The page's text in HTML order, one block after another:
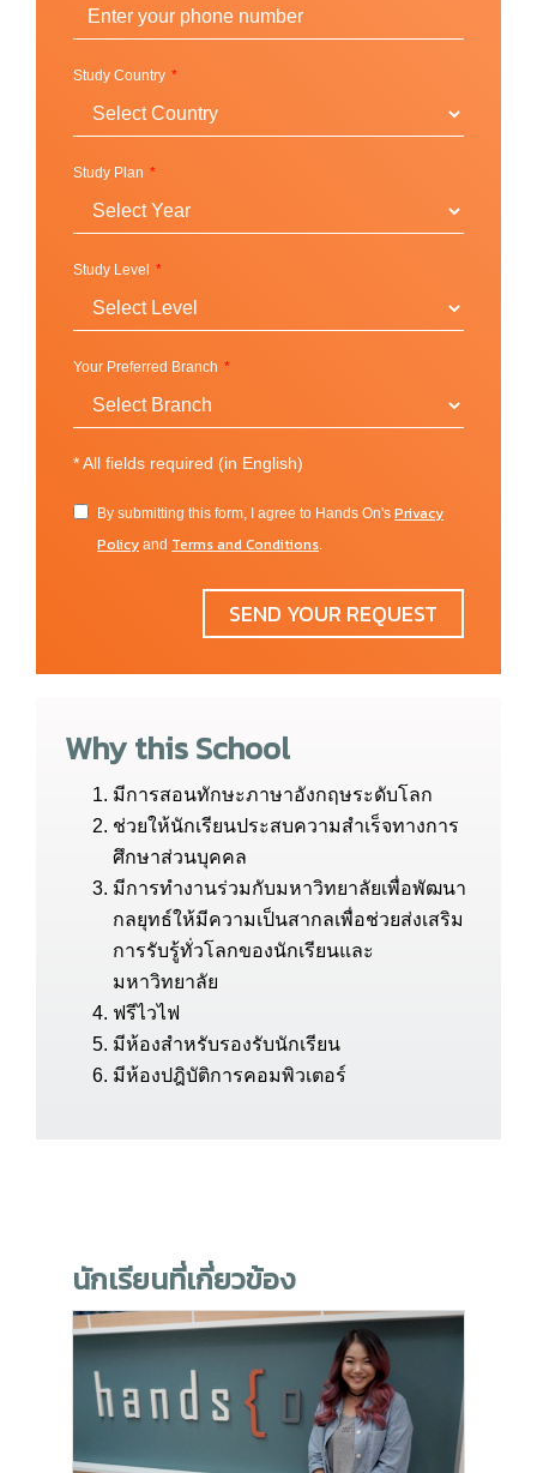
แคนาดา [English for Academic Purposes
ภาษาอังกฤษเพื่อจุดประสงค์ทางการศึกษา –
อินเดีย [English for Academic Purposes
(EAP) – India]
โปรแกรมภาษาอังกฤษทั่วไป
ภาษาอังกฤษกึ่งเข้มข้น – สหรัฐอเมริกา
(Semi-Intensive English -USA)
ภาษาอังกฤษทั่วไป – แคนาดา
ภาษาอังกฤษกึ่งเข้มข้น – แคนาดา (Semi-
Intensive English -Canada)
ภาษาอังกฤษทั่วไป – อินเดีย
ภาษาอังกฤษกึ่งเข้มข้น – อินเดีย (Semi-
Intensive English -India)
โปรแกรมภาษาอังกฤษในช่วงวันหยุด
นักสำรวจอเมริกัน (American Explorer)
โปรแกรมการธุรกิจการสื่อสาร
ภาษาอังกฤษธุจกิจ – สหรัฐอเมริกา
(Business English – USA)
ภาษาอังกฤษสำหรับผู้บริหาร – สหรัฐอเมริกา
ภาษาอังกฤษแบบเข้มข้น – สหรัฐอเมริกา
ภาษาอังกฤษแบบเข้มข้นพิเศษ –
สหรัฐอเมริกา (Super-Intensive – USA)
ภาษาอังกฤษเพื่อธุรกิจ – แคนาดา (Business
English – Canada)
ภาษาอังกฤษสำหรับผู้บริหาร – แคนาดา
(English for Executives – Canada)
ภาษาอังกฤษแบบเข้มข้นพิเศษ – แคนาดา
(Super-Intensive – Canada)
ค่ายและหลักสูตรสำหรับเยาวชน
Adult Camps & Course)
สหรัฐอเมริกา
สหรัฐอเมริกา
ค่ายกีฬา Nike Sports Camp – San
Domenica สหรัฐอเมริกา
แคนาดา (Canada)
ค่ายเยาวชนฤดูร้อนใน Vancouver –
Study Country
Study Plan
Study Level
Your Preferred Branch
*All fields required (in English)
By submitting this form, I agree to Hands On's Privacy
Policy and Terms and Conditions.
SEND YOUR REQUEST
Why this School
มีการสอนทักษะภาษาอังกฤษระดับโลก
ช่วยให้นักเรียนประสบความสำเร็จทางการ
ศึกษาส่วนบุคคล
มีการทำงานร่วมกับมหาวิทยาลัยเพื่อพัฒนา
กลยุทธ์ให้มีความเป็นสากลเพื่อช่วยส่งเสริม
การรับรู้ทั่วโลกของนักเรียนและ
มหาวิทยาลัย
ฟรีไวไฟ
มีห้องสำหรับรองรับนักเรียน
มีห้องปฎิบัติการคอมพิวเตอร์
นักเรียนที่เกี่ยวข้อง